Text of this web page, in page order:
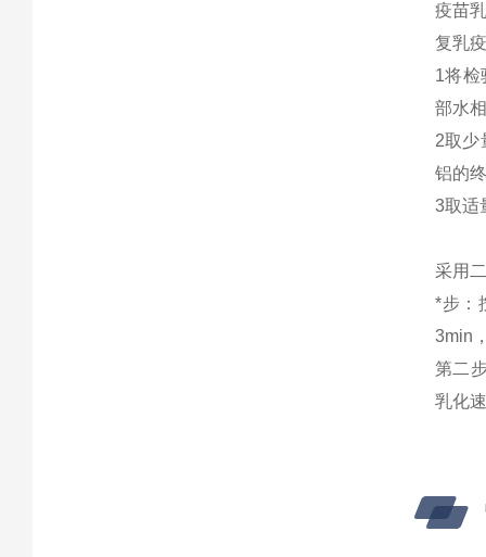
疫苗
复乳
1将检
部水
2取少
铝的
3取适
采用
*步：
3min
第二
乳化